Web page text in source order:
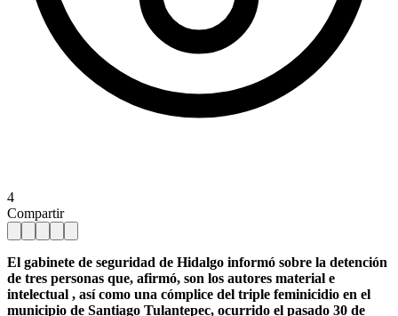
4
Compartir
El gabinete de seguridad de Hidalgo informó sobre la detención
de tres personas que, afirmó, son los autores material e
intelectual , así como una cómplice del triple feminicidio en el
municipio de Santiago Tulantepec, ocurrido el pasado 30 de